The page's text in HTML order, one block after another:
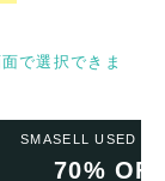
で選択できま
SMASELL USED ま
70%